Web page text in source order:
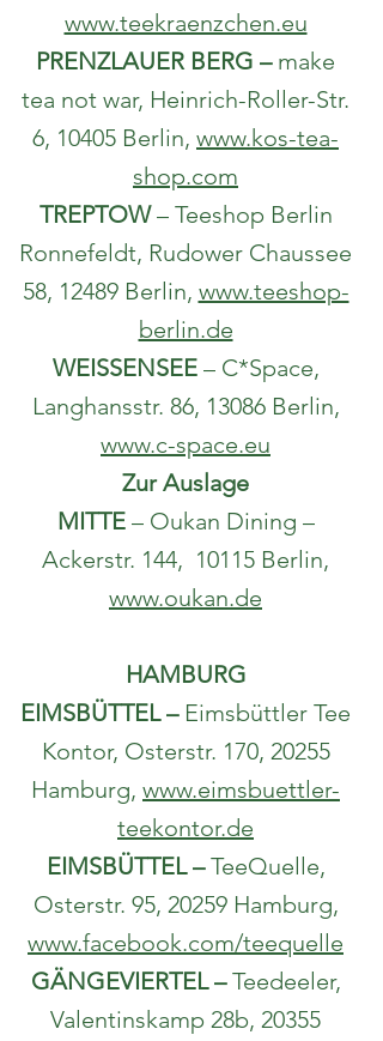
www.teekraenzchen.eu
PRENZLAUER BERG – make
tea not war, Heinrich-Roller-Str.
6, 10405 Berlin, www.kos-tea-
shop.com
TREPTOW– Teeshop Berlin
Ronnefeldt, Rudower Chaussee
58, 12489 Berlin, www.teeshop-
berlin.de
WEISSENSEE – C*Space,
Langhansstr. 86, 13086 Berlin,
www.c-space.eu
Zur Auslage
MITTE– Oukan Dining –
Ackerstr. 144, 10115 Berlin,
www.oukan.de
HAMBURG
EIMSBÜTTEL – Eimsbüttler Tee
Kontor, Osterstr. 170, 20255
Hamburg, www.eimsbuettler-
teekontor.de
EIMSBÜTTEL–TeeQuelle,
Osterstr. 95, 20259 Hamburg,
www.facebook.com/teequelle
GÄNGEVIERTEL –Teedeeler,
Valentinskamp 28b, 20355